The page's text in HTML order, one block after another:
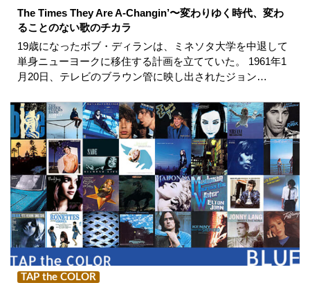
The Times They Are A-Changin’〜変わりゆく時代、変わ
ることのない歌のチカラ
19歳になったボブ・ディランは、ミネソタ大学を中退して
単身ニューヨークに移住する計画を立てていた。 1961年1
月20日、テレビのブラウン管に映し出されたジョン…
TAP the COLOR